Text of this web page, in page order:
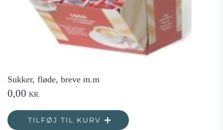
Sukker, fløde, breve m.m
0,00 KR.
TILFØJ TIL KURV